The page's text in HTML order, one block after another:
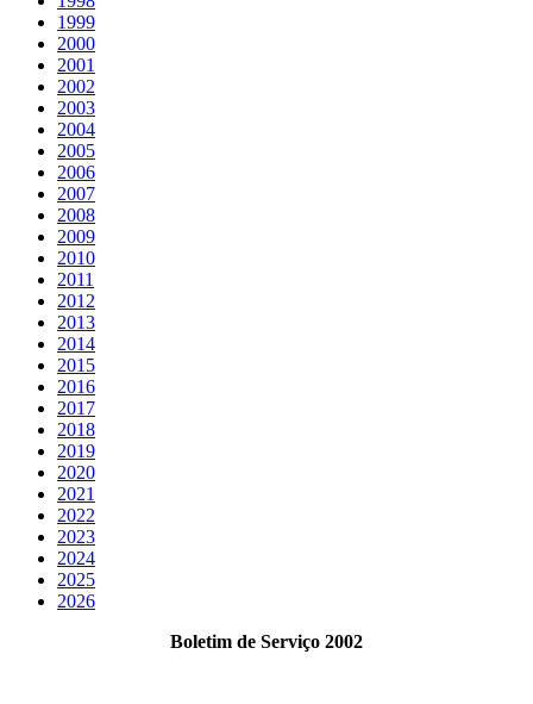
1999
2000
2001
2002
2003
2004
2005
2006
2007
2008
2009
2010
2011
2012
2013
2014
2015
2016
2017
2018
2019
2020
2021
2022
2023
2024
2025
2026
Boletim de Serviço 2002